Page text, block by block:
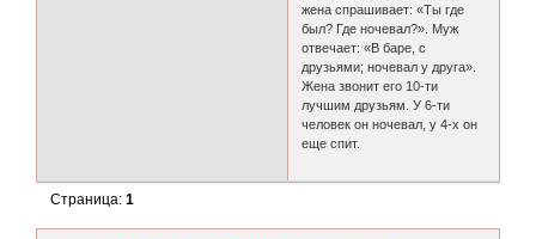
жена спрашивает: «Ты где
был? Где ночевал?». Муж
отвечает: «В баре, с
друзьями; ночевал у друга».
Жена звонит его 10-ти
лучшим друзьям. У 6-ти
человек он ночевал, у 4-х он
еще спит.
Страница:1